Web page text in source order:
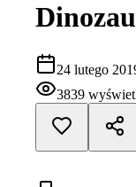
24 lutego
3839